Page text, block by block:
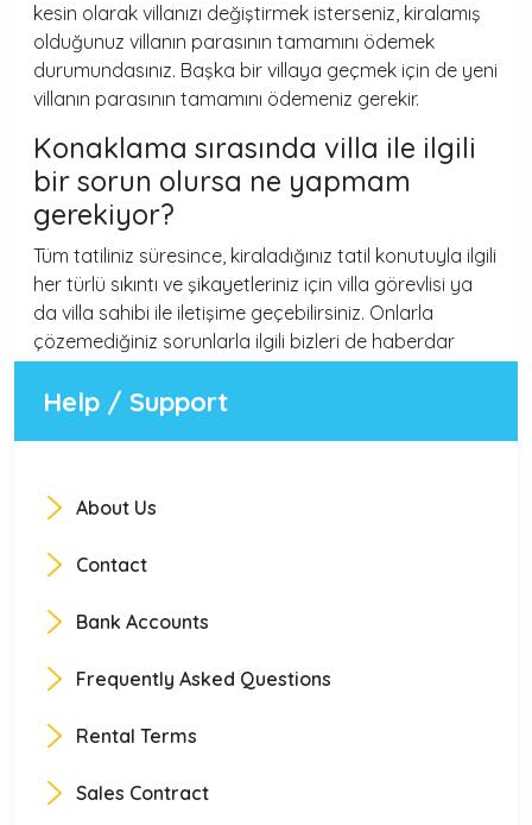
kesin olarak villanızı değiştirmek isterseniz, kiralamış
olduğunuz villanın parasının tamamını ödemek
durumundasınız. Başka bir villaya geçmek için de yeni
villanın parasının tamamını ödemeniz gerekir.
Konaklama sırasında villa ile ilgili
bir sorun olursa ne yapmam
gerekiyor?
Tüm tatiliniz süresince, kiraladığınız tatil konutuyla ilgili
her türlü sıkıntı ve şikayetleriniz için villa görevlisi ya
da villa sahibi ile iletişime geçebilirsiniz. Onlarla
çözemediğiniz sorunlarla ilgili bizleri de haberdar
çalışırız.
Help / Support
About Us
Contact
Bank Accounts
Frequently Asked Questions
Rental Terms
Sales Contract